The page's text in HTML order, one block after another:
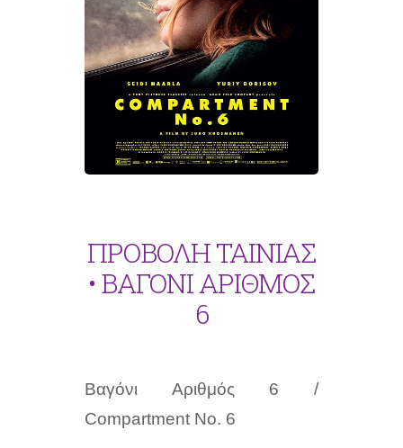
ΠΡΟΒΟΛΗ ΤΑΙΝΙΑΣ
• ΒΑΓΟΝΙ ΑΡΙΘΜΟΣ
6
Βαγόνι Αριθμός 6 /
Compartment No. 6